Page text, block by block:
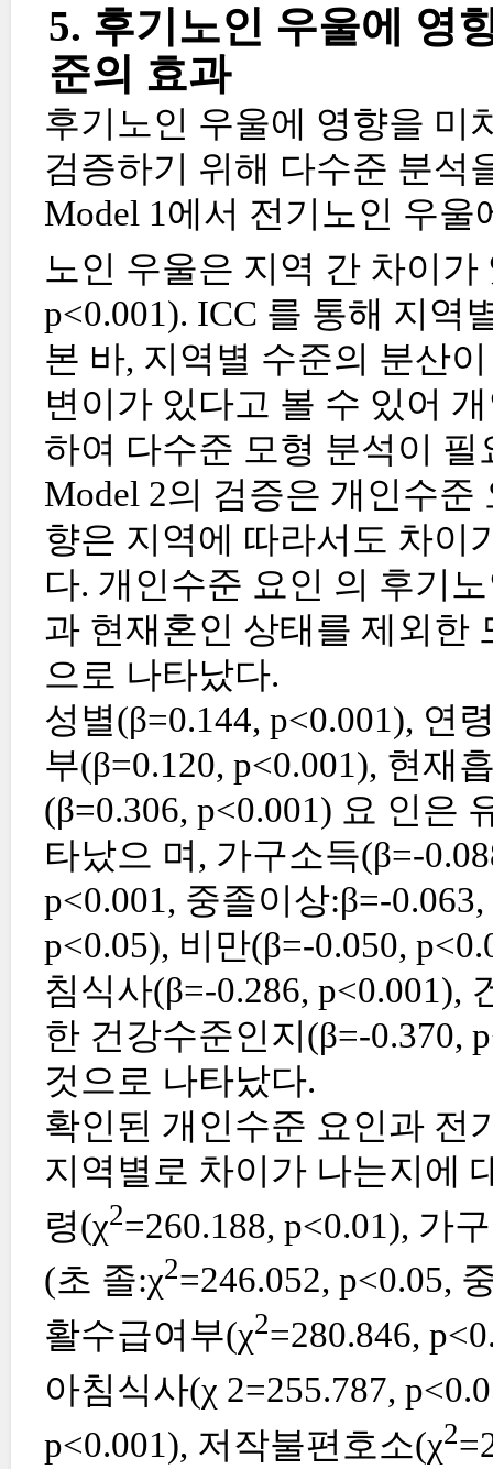
5. 후기노인 우울에 영
준의 효과
후기노인 우울에 영향을 미
검증하기 위해 다수준 분석
Model 1에서 전기노인 우
노인 우울은 지역 간 차이
p<0.001). ICC 를 통해 지역
본 바, 지역별 수준의 분산
변이가 있다고 볼 수 있어
하여 다수준 모형 분석이
Model 2의 검증은 개인수
향은 지역에 따라서도 차이
다. 개인수준 요인 의 후기
과 현재혼인 상태를 제외한
으로 나타났다.
성별(β=0.144, p<0.001), 연
부(β=0.120, p<0.001), 현재
(β=0.306, p<0.001) 요 인은
타났으 며, 가구소득(β=-
p<0.001, 중졸이상:β=-
p<0.05), 비만(β=-0.050,
침식사(β=-0.286, p<0.001),
한 건강수준인지(β=-0.370,
것으로 나타났다.
확인된 개인수준 요인과 전
지역별로 차이가 나는지에
령(χ2=260.188, p<0.01), 가
(초 졸:χ2=246.052, p<0.05,
활수급여부(χ2=280.846,
아침식사(χ 2=255.787,
p<0.001), 저작불편호소(χ2